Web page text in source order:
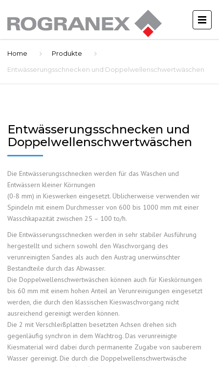
Home Produkte
Entwässerungsschnecken und Doppelwellenschwertwäschen
Entwässerungsschnecken und
Doppelwellenschwertwäschen
Die Entwässerungsschnecken werden für das Waschen und
Entwässern kleiner Körnungen
(0-8 mm) in Kieswerken eingesetzt. Üblicherweise verwenden wir
Spindeln mit einem Durchmesser von 600 bis 1000 mm mit einer
Wasschkapazität zwischen 25 – 100 to/h.
Die Entwässerungsschnecken werden in sehr stabiler Ausführung
hergestellt und sichern sowohl den Waschvorgang des
verunreinigten Sandes als auch den Austrag unerwünschter
Bestandteile durch das Abwasser.
Die Doppelwellenschwertwäschen können auch für Kieskörnungen
bis 60 mm mit einem hohen Anteil an Verunreinigungen eingesetzt
werden, die durch den klassischen Kieswaschvorgang nicht
ausreichend gereinigt werden können.
Die 2 mit Verschleißplatten besetzten Achsen drehen sich
gegenläufig synchron in dem Wachtrog. Das verunreinigte
Kiesmaterial wird dabei durch permanente Zugabe von sauberem
Wasser gereinigt. Die durch die Doppelwellenschwertwäsche